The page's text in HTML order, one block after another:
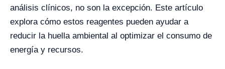
análisis clínicos, no son la excepción. Este artículo
explora cómo estos reagentes pueden ayudar a
reducir la huella ambiental al optimizar el consumo de
energía y recursos.